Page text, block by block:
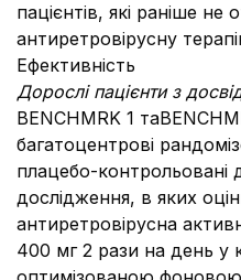
пацієнтів, які раніше не
антиретровірусну
Ефективність
Дорослі пацієнти з
BENCHMRK 1
багатоцентрові
плацебо-контрольовані
дослідження, в яких
антиретровірусна
400 мг 2 рази на день у